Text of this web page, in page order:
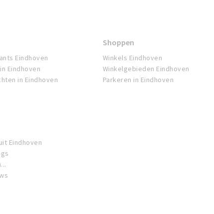
Eindhoven
Eindhoven
in Eindhoven
Shoppen
Winkels Eindhoven
Winkelgebieden Eindhoven
Parkeren in Eindhoven
Eindhoven